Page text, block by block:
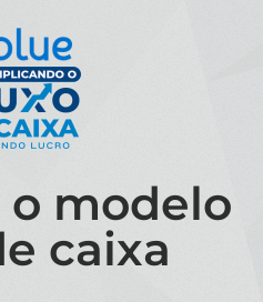
o modelo
caixa